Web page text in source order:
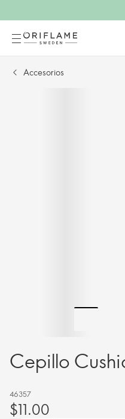
Accesorios
Cepillo
46357
$11.00